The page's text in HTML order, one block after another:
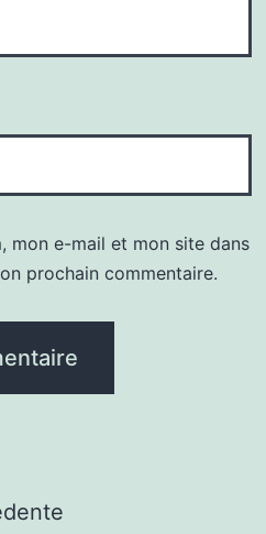
mon e-mail et mon site dans
prochain commentaire.